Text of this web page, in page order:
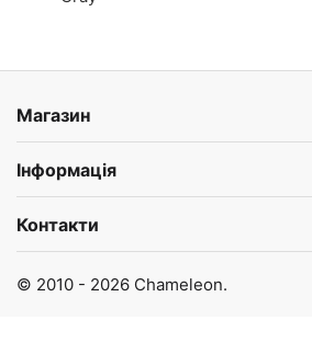
Магазин
Інформація
Контакти
© 2010 - 2026 Chameleon.